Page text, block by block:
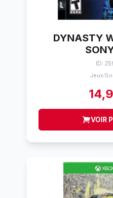
DYNASTY
ID:
Jeux/
VOIR